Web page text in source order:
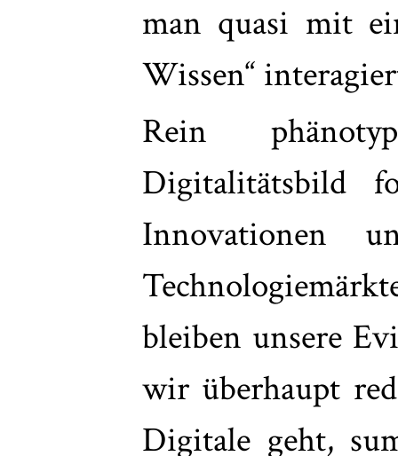
man quasi mit
Wissen“
Rein
Digitalitätsbild
Innovationen
bleiben unsere
wir überhaupt
Digitale geht,